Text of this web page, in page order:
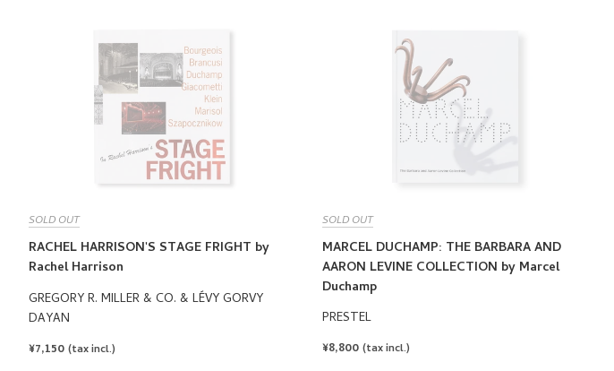
SOLD OUT
RACHEL HARRISON'S STAGE FRIGHT by
Rachel Harrison
GREGORY R. MILLER & CO. & LÉVY GORVY
DAYAN
REGULAR
¥7,150 (tax incl.)
SOLD OUT
MARCEL DUCHAMP: THE BARBARA AND
AARON LEVINE COLLECTION by Marcel
Duchamp
PRESTEL
REGULAR
¥8,800 (tax incl.)